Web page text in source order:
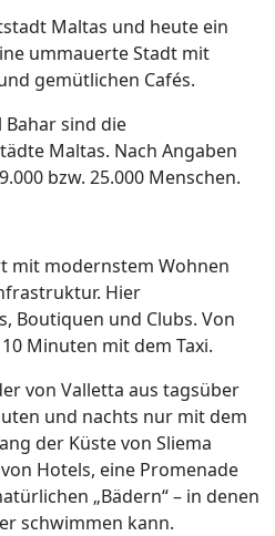
Maltas und heute ein
ummauerte Stadt mit
gemütlichen Cafés.
Bahar sind die
Maltas. Nach Angaben
bzw. 25.000 Menschen.
mit modernstem Wohnen
Hier
Boutiquen und Clubs. Von
Minuten mit dem Taxi.
von Valletta aus tagsüber
und nachts nur mit dem
der Küste von Sliema
Hotels, eine Promenade
„Bädern“ – in denen
schwimmen kann.